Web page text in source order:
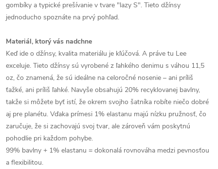
gombíky a typické prešívanie v tvare "lazy S". Tieto džínsy
jednoducho spoznáte na prvý pohľad.
Materiál, ktorý vás nadchne
Keď ide o džínsy, kvalita materiálu je kľúčová. A práve tu Lee
exceluje. Tieto džínsy sú vyrobené z ľahkého denimu s váhou 11,5
oz, čo znamená, že sú ideálne na celoročné nosenie – ani príliš
ťažké, ani príliš ľahké. Navyše obsahujú 20% recyklovanej bavlny,
takže si môžete byť istí, že okrem svojho šatníka robíte niečo dobré
aj pre planétu. Vďaka prímesi 1% elastanu majú nízku pružnosť, čo
zaručuje, že si zachovajú svoj tvar, ale zároveň vám poskytnú
pohodlie pri každom pohybe.
99% bavlny + 1% elastanu = dokonalá rovnováha medzi pevnosťou
a flexibilitou.